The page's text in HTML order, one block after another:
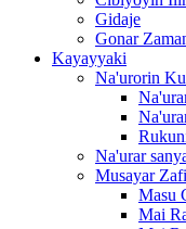
Gidaje
Gonar
Kayayyaki
Na'urorin
Na'urar
Musayar
Masu
Mai